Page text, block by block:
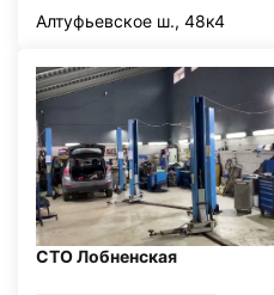
Алтуфьевское ш., 48к4
СТО Лобненская